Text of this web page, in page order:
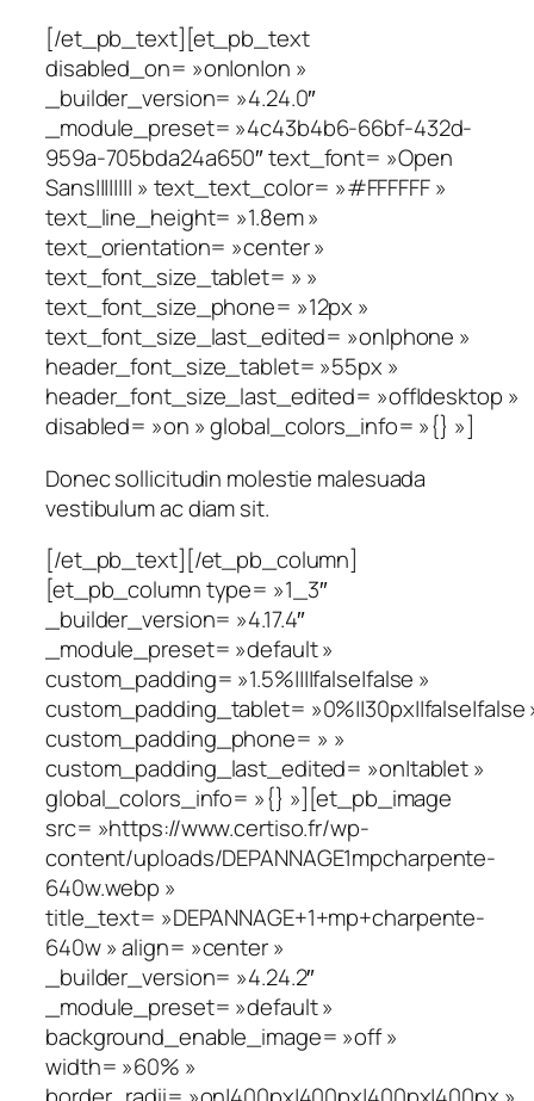
[/et_pb_text][et_pb_text
disabled_on= »on|on|on »
_builder_version= »4.24.0″
_module_preset= »4c43b4b6-66bf-432d-
959a-705bda24a650″ text_font= »Open
Sans|||||||| » text_text_color= »#FFFFFF »
text_line_height= »1.8em »
text_orientation= »center »
text_font_size_tablet= » »
text_font_size_phone= »12px »
text_font_size_last_edited= »on|phone »
header_font_size_tablet= »55px »
header_font_size_last_edited= »off|desktop »
disabled= »on » global_colors_info= »{} »]
Donec sollicitudin molestie malesuada
vestibulum ac diam sit.
[/et_pb_text][/et_pb_column]
[et_pb_column type= »1_3″
_builder_version= »4.17.4″
_module_preset= »default »
custom_padding= »1.5%||||false|false »
custom_padding_tablet= »0%||30px||false|false
custom_padding_phone= » »
custom_padding_last_edited= »on|tablet »
global_colors_info= »{} »][et_pb_image
src= »https://www.certiso.fr/wp-
content/uploads/DEPANNAGE1mpcharpente-
640w.webp »
title_text= »DEPANNAGE+1+mp+charpente-
640w » align= »center »
_builder_version= »4.24.2″
_module_preset= »default »
background_enable_image= »off »
width= »60% »